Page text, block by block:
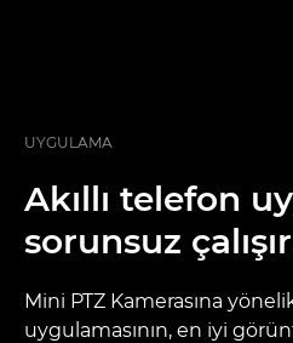
UYGULAMA
Akıllı telefon
sorunsuz
Mini PTZ Kamerasına
uygulamasının, en iyi